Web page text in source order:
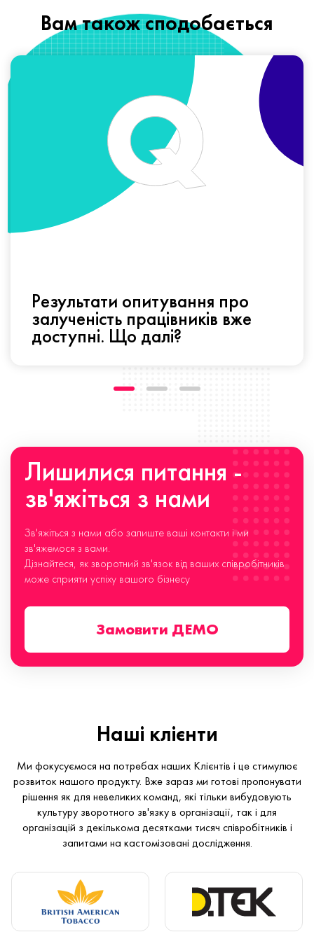
Вам також сподобається
Результати опитування про
залученість працівників вже
доступні. Що далі?
Лишилися питання -
зв'яжіться з нами
Зв'яжіться з нами або залиште ваші контакти і ми
зв'яжемося з вами.
Дізнайтеся, як зворотний зв'язок від ваших співробітників
може сприяти успіху вашого бізнесу
Замовити ДЕМО
Наші клієнти
Ми фокусуємося на потребах наших Клієнтів і це стимулює
розвиток нашого продукту. Вже зараз ми готові пропонувати
рішення як для невеликих команд, які тільки вибудовують
культуру зворотного зв'язку в організації, так і для
організацій з декількома десятками тисяч співробітників і
запитами на кастомізовані дослідження.